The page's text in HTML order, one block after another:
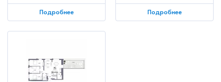
Подробнее Подробнее